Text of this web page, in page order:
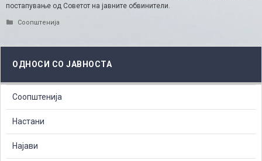
постапување од Советот на јавните обвинители.
Categories
Соопштенија
ОДНОСИ СО ЈАВНОСТА
Соопштенија
Настани
Најави